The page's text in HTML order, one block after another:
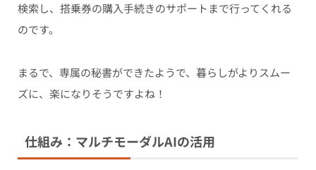
検索し、搭乗券の購入手続きのサポートまで行ってくれる
のです。
まるで、専属の秘書ができたようで、暮らしがよりスムー
ズに、楽になりそうですよね！
仕組み：マルチモーダルAIの活用